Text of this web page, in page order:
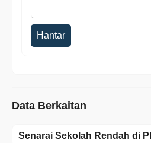
Hantar
Data Berkaitan
Senarai Sekolah Rendah di